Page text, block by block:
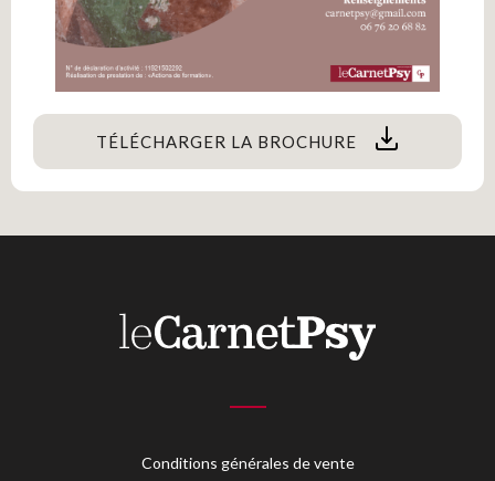
TÉLÉCHARGER LA BROCHURE
Conditions générales de vente